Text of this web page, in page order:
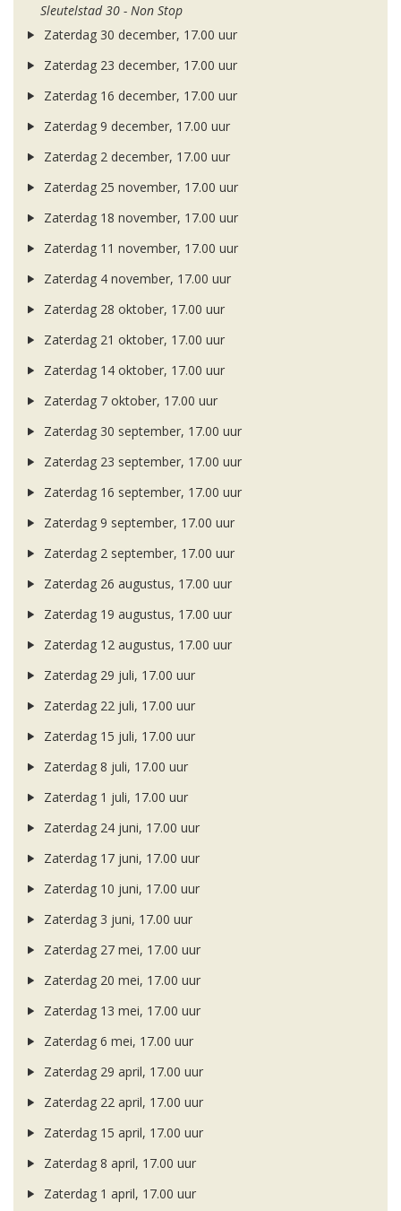
Sleutelstad 30 - Non Stop
Zaterdag 30 december, 17.00 uur
Zaterdag 23 december, 17.00 uur
Zaterdag 16 december, 17.00 uur
Zaterdag 9 december, 17.00 uur
Zaterdag 2 december, 17.00 uur
Zaterdag 25 november, 17.00 uur
Zaterdag 18 november, 17.00 uur
Zaterdag 11 november, 17.00 uur
Zaterdag 4 november, 17.00 uur
Zaterdag 28 oktober, 17.00 uur
Zaterdag 21 oktober, 17.00 uur
Zaterdag 14 oktober, 17.00 uur
Zaterdag 7 oktober, 17.00 uur
Zaterdag 30 september, 17.00 uur
Zaterdag 23 september, 17.00 uur
Zaterdag 16 september, 17.00 uur
Zaterdag 9 september, 17.00 uur
Zaterdag 2 september, 17.00 uur
Zaterdag 26 augustus, 17.00 uur
Zaterdag 19 augustus, 17.00 uur
Zaterdag 12 augustus, 17.00 uur
Zaterdag 29 juli, 17.00 uur
Zaterdag 22 juli, 17.00 uur
Zaterdag 15 juli, 17.00 uur
Zaterdag 8 juli, 17.00 uur
Zaterdag 1 juli, 17.00 uur
Zaterdag 24 juni, 17.00 uur
Zaterdag 17 juni, 17.00 uur
Zaterdag 10 juni, 17.00 uur
Zaterdag 3 juni, 17.00 uur
Zaterdag 27 mei, 17.00 uur
Zaterdag 20 mei, 17.00 uur
Zaterdag 13 mei, 17.00 uur
Zaterdag 6 mei, 17.00 uur
Zaterdag 29 april, 17.00 uur
Zaterdag 22 april, 17.00 uur
Zaterdag 15 april, 17.00 uur
Zaterdag 8 april, 17.00 uur
Zaterdag 1 april, 17.00 uur